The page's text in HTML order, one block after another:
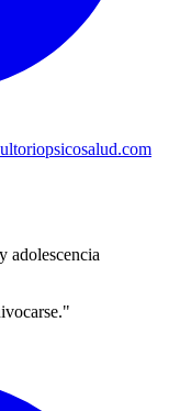
adolescencia